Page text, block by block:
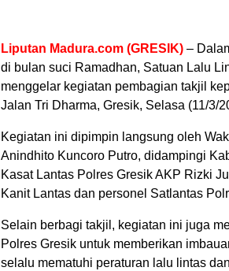
Liputan Madura.com (GRESIK) –
di bulan suci Ramadhan, Satuan Lalu
menggelar kegiatan pembagian takjil
Jalan Tri Dharma, Gresik, Selasa (11/3/
Kegiatan ini dipimpin langsung oleh
Anindhito Kuncoro Putro, didampingi
Kasat Lantas Polres Gresik AKP Rizki
Kanit Lantas dan personel Satlantas
Selain berbagi takjil, kegiatan ini juga
Polres Gresik untuk memberikan
selalu mematuhi peraturan lalu lintas